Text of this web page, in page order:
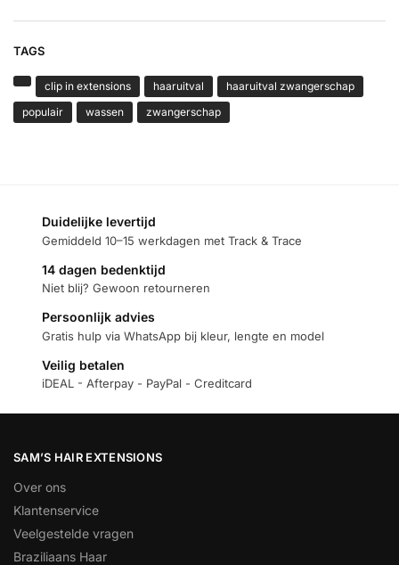
TAGS
clip in extensions haaruitval
haaruitval zwangerschap
populair
wassen zwangerschap
Duidelijke levertijd
Gemiddeld 10–15 werkdagen met Track & Trace
14 dagen bedenktijd
Niet blij? Gewoon retourneren
Persoonlijk advies
Gratis hulp via WhatsApp bij kleur, lengte en model
Veilig betalen
iDEAL - Afterpay - PayPal - Creditcard
SAM’S HAIR EXTENSIONS
Over ons
Klantenservice
Veelgestelde vragen
Braziliaans Haar